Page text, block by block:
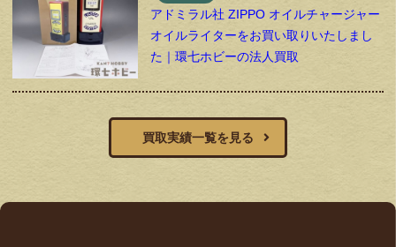
アドミラル社 ZIPPO オイルチャージャー
オイルライターをお買い取りいたしまし
た｜環七ホビーの法人買取
買取実績一覧を見る